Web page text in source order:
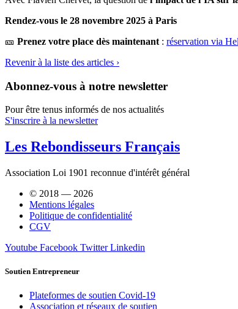
Rendez-vous le 28 novembre 2025 à Paris
🎫 Prenez votre place dès maintenant : réservation via
Revenir à la liste des articles ›
Abonnez-vous à notre newsletter
Pour être tenus informés de nos actualités
S'inscrire à la newsletter
Les Rebondisseurs Français
Association Loi 1901 reconnue d'intérêt général
© 2018 — 2026
Mentions légales
Politique de confidentialité
CGV
Youtube Facebook Twitter Linkedin
Soutien Entrepreneur
Plateformes de soutien Covid-19
Association et réseaux de soutien